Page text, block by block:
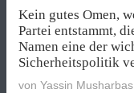
Kein gutes Omen,
Partei entstammt,
Namen eine der
Sicherheitspolitik
von Yassin